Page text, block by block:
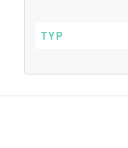
TYP